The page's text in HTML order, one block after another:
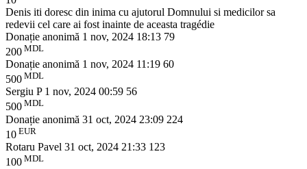
Denis iti doresc din inima cu ajutorul Domnului si medicilor sa
redevii cel care ai fost inainte de aceasta tragédie
Donație anonimă 1 nov, 2024 18:13 79
200 MDL
Donație anonimă 1 nov, 2024 11:19 60
500 MDL
Sergiu P 1 nov, 2024 00:59 56
500 MDL
Donație anonimă 31 oct, 2024 23:09 224
10 EUR
Rotaru Pavel 31 oct, 2024 21:33 123
100 MDL